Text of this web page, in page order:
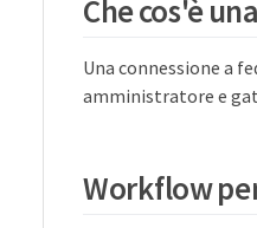
Che cos'è
Una connessione a
amministratore e
Workflow